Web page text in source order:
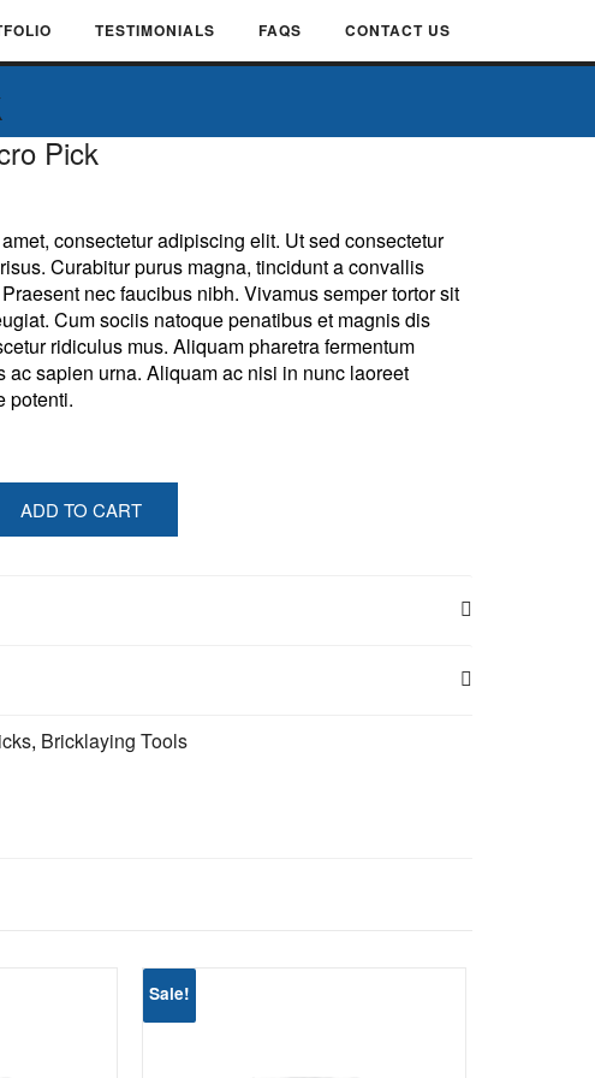
TESTIMONIALS FAQS CONTACT US
Pick
consectetur adipiscing elit. Ut sed consectetur
Curabitur purus magna, tincidunt a convallis
nec faucibus nibh. Vivamus semper tortor sit
Cum sociis natoque penatibus et magnis dis
ridiculus mus. Aliquam pharetra fermentum
ac sapien urna. Aliquam ac nisi in nunc laoreet
potenti.
ADD TO CART
, Bricklaying Tools
Sale!